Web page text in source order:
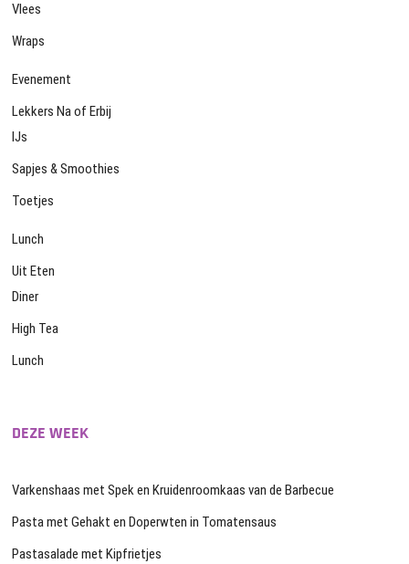
Vlees
Wraps
Evenement
Lekkers Na of Erbij
IJs
Sapjes & Smoothies
Toetjes
Lunch
Uit Eten
Diner
High Tea
Lunch
DEZE WEEK
Varkenshaas met Spek en Kruidenroomkaas van de Barbecue
Pasta met Gehakt en Doperwten in Tomatensaus
Pastasalade met Kipfrietjes